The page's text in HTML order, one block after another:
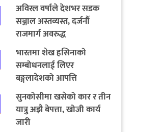
अविरल वर्षाले देशभर सडक
सञ्जाल अस्तव्यस्त, दर्जनौँ
राजमार्ग अवरुद्ध
भारतमा शेख हसिनाको
सम्बोधनलाई लिएर
बङ्गलादेशको आपत्ति
सुनकोसीमा खसेको कार र तीन
यात्रु अझै बेपत्ता, खोजी कार्य
जारी